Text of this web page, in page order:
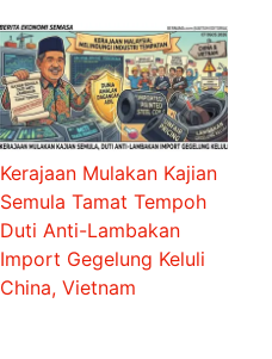
Kerajaan Mulakan Kajian
Semula Tamat Tempoh
Duti Anti-Lambakan
Import Gegelung Keluli
China, Vietnam